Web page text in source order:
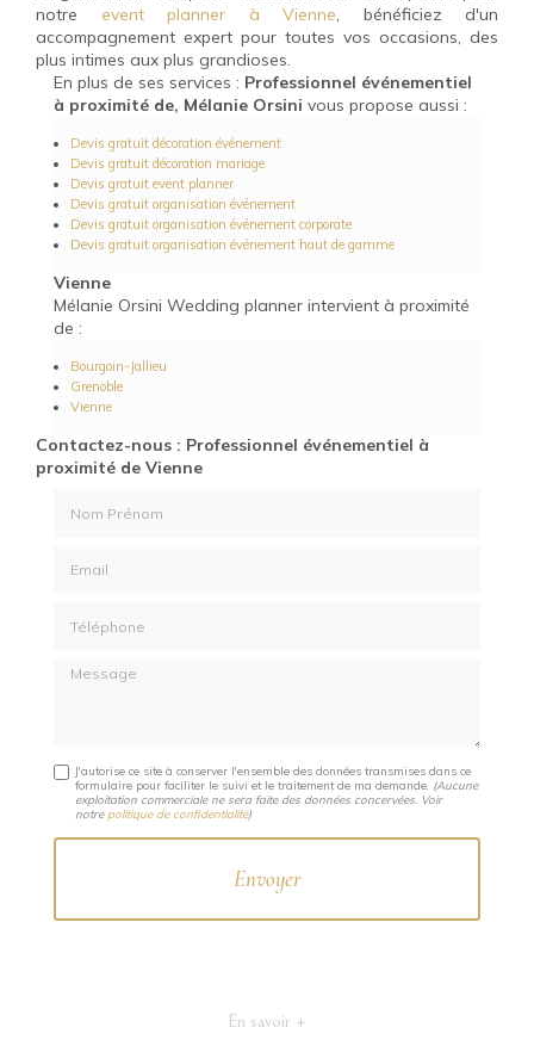
notre event planner à Vienne, bénéficiez d'un
accompagnement expert pour toutes vos occasions, des
plus intimes aux plus grandioses.
En plus de ses services : Professionnel événementiel
à proximité de, Mélanie Orsini vous propose aussi :
Devis gratuit décoration événement
Devis gratuit décoration mariage
Devis gratuit event planner
Devis gratuit organisation événement
Devis gratuit organisation événement corporate
Devis gratuit organisation événement haut de gamme
Vienne
Mélanie Orsini Wedding planner intervient à proximité
de :
Bourgoin-Jallieu
Grenoble
Vienne
Contactez-nous : Professionnel événementiel à
proximité de Vienne
Message
J'autorise ce site à conserver l'ensemble des données transmises dans ce
formulaire pour faciliter le suivi et le traitement de ma demande. (Aucune
exploitation commerciale ne sera faite des données concervées. Voir
notre politique de confidentialité)
En savoir +